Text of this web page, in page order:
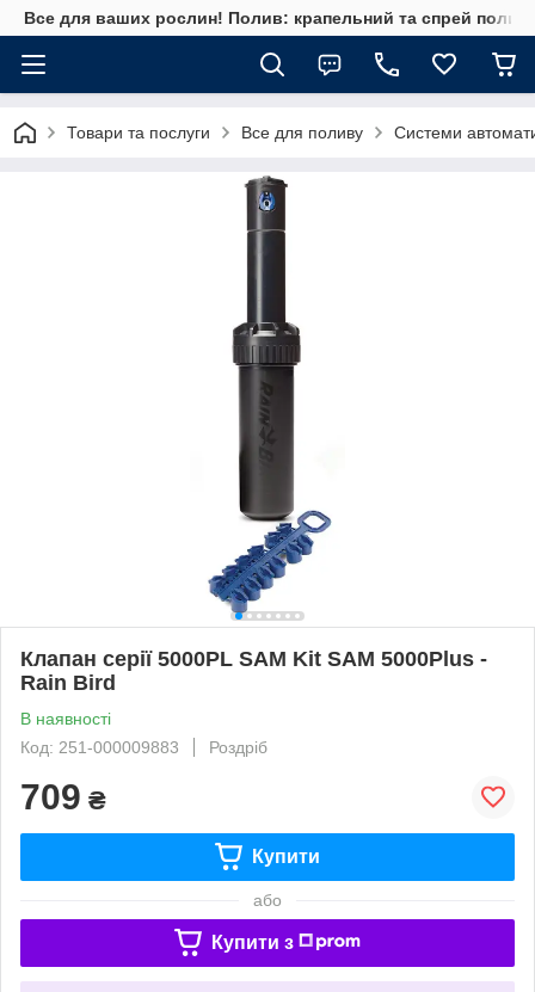
Все для ваших рослин! Полив: крапельний та спрей полив,
Товари та послуги Все для поливу Системи
Клапан серії 5000PL SAM Kit SAM 5000Plus -
Rain Bird
В наявності
Код: 251-000009883
Роздріб
709 ₴
Купити
або
Купити з